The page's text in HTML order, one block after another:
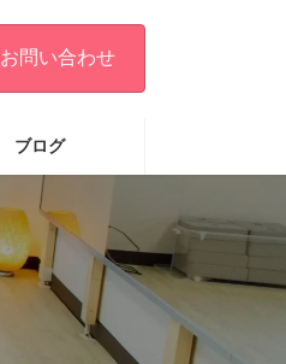
お問い合わせ
ブログ